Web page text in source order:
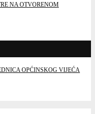
NA OTVORENOM
OPĆINSKOG VIJEĆA